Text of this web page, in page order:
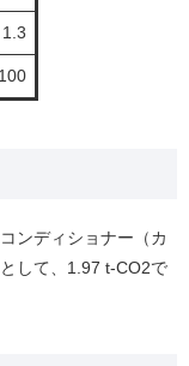
1.3
100
ンディショナー（カ
して、1.97 t-CO2で